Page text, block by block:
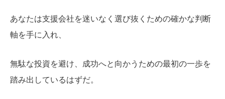
あなたは支援会社を迷いなく選び抜くための確かな判断
軸を手に入れ、
無駄な投資を避け、成功へと向かうための最初の一歩を
踏み出しているはずだ。